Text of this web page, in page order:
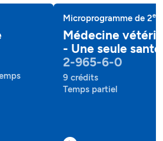
Microprogramme de 2e
Médecine
- Une seule santé
2-965-6-0
9 crédits
Temps partiel